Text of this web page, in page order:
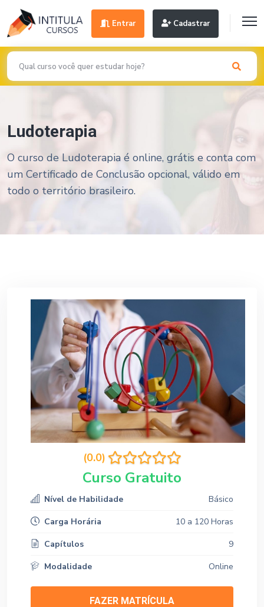
Entrar Cadastrar
Ludoterapia
O curso de Ludoterapia é online, grátis e conta com
um Certificado de Conclusão opcional, válido em
todo o território brasileiro.
(0.0)
Curso Gratuito
Nível de Habilidade
Básico
Carga Horária
10 a 120 Horas
Capítulos
9
Modalidade
Online
FAZER MATRÍCULA